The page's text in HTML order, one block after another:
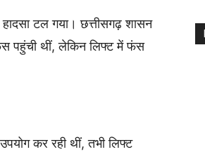
हादसा टल गया। छत्तीसगढ़ शासन
पहुंची थीं, लेकिन लिफ्ट में फंस
कर रही थीं, तभी लिफ्ट